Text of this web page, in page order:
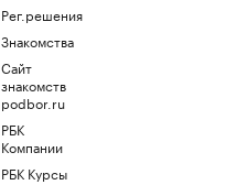
Рег.решения
Знакомства
Сайт
знакомств
podbor.ru
РБК
Компании
РБК Курсы